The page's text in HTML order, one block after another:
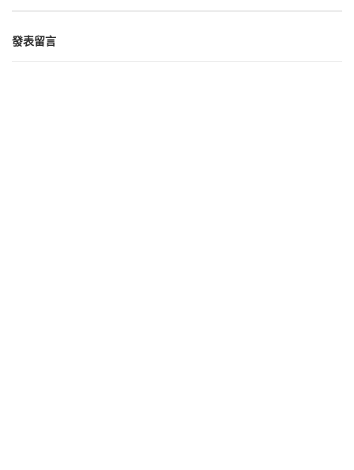
發表留言